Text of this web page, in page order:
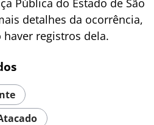
detalhes da ocorrência,
registros dela.